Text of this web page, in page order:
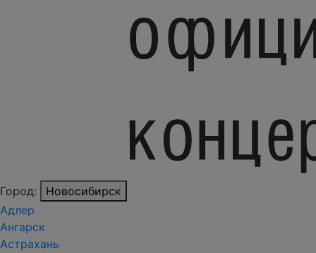
Город:
Новосибирск
Адлер
Ангарск
Астрахань